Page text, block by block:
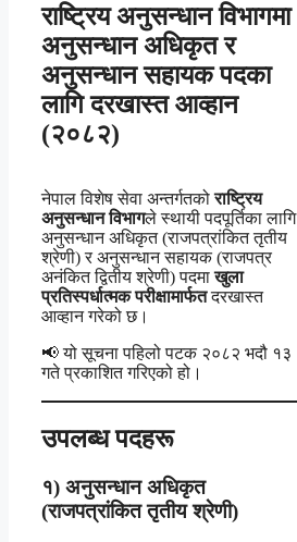
राष्ट्रिय अनुसन्धान विभागमा
अनुसन्धान अधिकृत र
अनुसन्धान सहायक पदका
लागि दरखास्त आव्हान
(२०८२)
नेपाल विशेष सेवा अन्तर्गतकोराष्ट्रिय
अनुसन्धान विभागले स्थायी पदपूर्तिका लागि
अनुसन्धान अधिकृत (राजपत्रांकित तृतीय
श्रेणी) र अनुसन्धान सहायक (राजपत्र
अनंकित द्वितीय श्रेणी) पदमाखुला
प्रतिस्पर्धात्मक परीक्षामार्फतदरखास्त
आव्हान गरेको छ।
📢 यो सूचना पहिलो पटक २०८२ भदौ १३
गते प्रकाशित गरिएको हो।
उपलब्ध पदहरू
१) अनुसन्धान अधिकृत
(राजपत्रांकित तृतीय श्रेणी)